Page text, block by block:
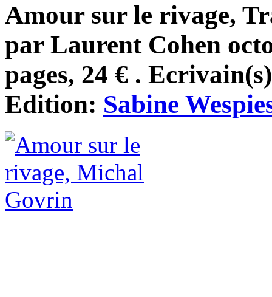
Amour sur le rivage,
par Laurent Cohen
pages, 24 € .
Edition: Sabine